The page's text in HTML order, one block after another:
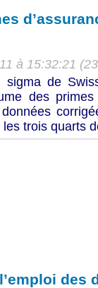
à 15:32:21
de
des
trois quarts
des